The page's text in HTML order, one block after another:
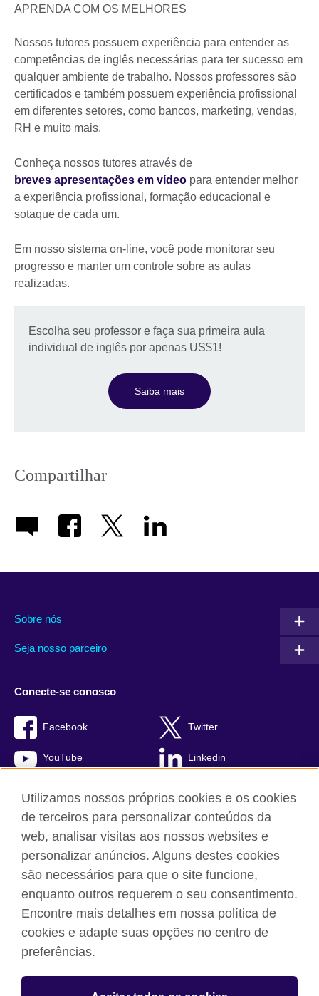
APRENDA COM OS MELHORES
Nossos tutores possuem experiência para entender as
competências de inglês necessárias para ter sucesso em
qualquer ambiente de trabalho. Nossos professores são
certificados e também possuem experiência profissional
em diferentes setores, como bancos, marketing, vendas,
RH e muito mais.
Conheça nossos tutores através de
breves apresentações em vídeo para entender melhor
a experiência profissional, formação educacional e
sotaque de cada um.
Em nosso sistema on-line, você pode monitorar seu
progresso e manter um controle sobre as aulas
realizadas.
Escolha seu professor e faça sua primeira aula
individual de inglês por apenas US$1!
Saiba mais
Compartilhar
Sobre nós
Seja nosso parceiro
Conecte-se conosco
Facebook Twitter
YouTube Linkedin
British Council global
Comentários e reclamações
Política de privacidade e termos de uso
© 2026 British Council
Utilizamos nossos próprios cookies e os cookies
de terceiros para personalizar conteúdos da
web, analisar visitas aos nossos websites e
personalizar anúncios. Alguns destes cookies
são necessários para que o site funcione,
enquanto outros requerem o seu consentimento.
Encontre mais detalhes em nossa política de
cookies e adapte suas opções no centro de
preferências.